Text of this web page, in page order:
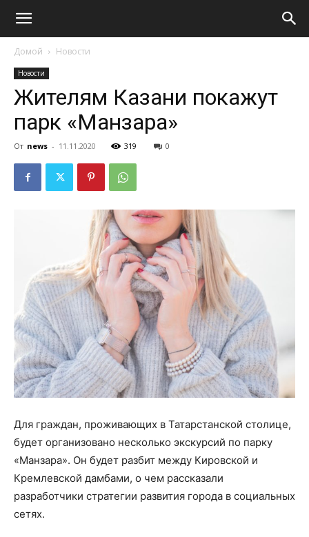
Домой Новости
Новости
Жителям Казани покажут
парк «Манзара»
От news - 11.11.2020 319 0
Для граждан, проживающих в Татарстанской столице,
будет организовано несколько экскурсий по парку
«Манзара». Он будет разбит между Кировской и
Кремлевской дамбами, о чем рассказали
разработчики стратегии развития города в социальных
сетях.